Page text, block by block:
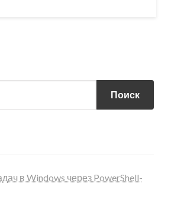
в Windows через PowerShell-